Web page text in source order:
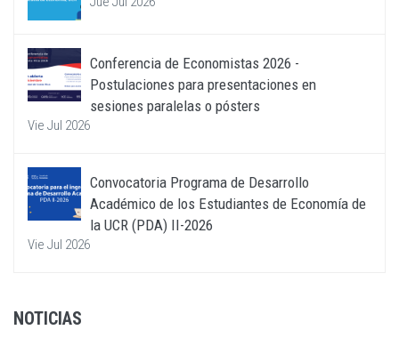
Conferencia de Economistas 2026 -
Postulaciones para presentaciones en
sesiones paralelas o pósters
Vie Jul 2026
Convocatoria Programa de Desarrollo
Académico de los Estudiantes de Economía de
la UCR (PDA) II-2026
Vie Jul 2026
NOTICIAS